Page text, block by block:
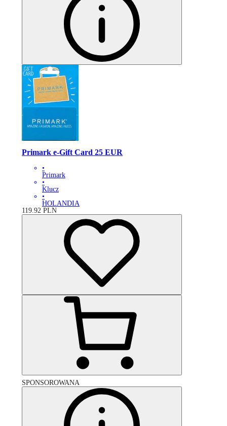
Primark e-Gift Card 25 EUR
•
Primark
•
Klucz
•
HOLANDIA
119.92 PLN
SPONSOROWANA